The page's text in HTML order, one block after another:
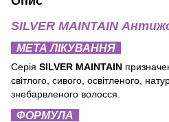
SILVER MAINTAIN
МЕТА ЛІКУВАННЯ
Серія SILVER MAINTAIN
світлого, сивого, освітленого,
знебарвленого волосся.
ФОРМУЛА